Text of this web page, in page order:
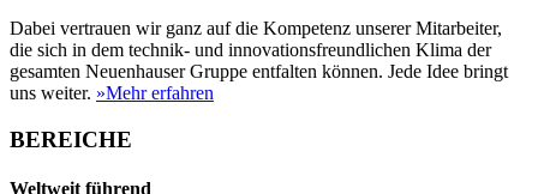
Dabei vertrauen wir ganz auf die Kompetenz unserer Mitarbeiter,
die sich in dem technik- und innovationsfreundlichen Klima der
gesamten Neuenhauser Gruppe entfalten können. Jede Idee bringt
uns weiter. »Mehr erfahren
BEREICHE
Weltweit führend